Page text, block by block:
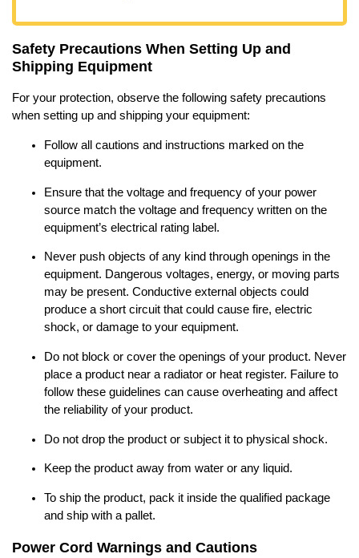
Safety Precautions When Setting Up and
Shipping Equipment
For your protection, observe the following safety precautions
when setting up and shipping your equipment:
Follow all cautions and instructions marked on the
equipment.
Ensure that the voltage and frequency of your power
source match the voltage and frequency written on the
equipment’s electrical rating label.
Never push objects of any kind through openings in the
equipment. Dangerous voltages, energy, or moving parts
may be present. Conductive external objects could
produce a short circuit that could cause fire, electric
shock, or damage to your equipment.
Do not block or cover the openings of your product. Never
place a product near a radiator or heat register. Failure to
follow these guidelines can cause overheating and affect
the reliability of your product.
Do not drop the product or subject it to physical shock.
Keep the product away from water or any liquid.
To ship the product, pack it inside the qualified package
and ship with a pallet.
Power Cord Warnings and Cautions